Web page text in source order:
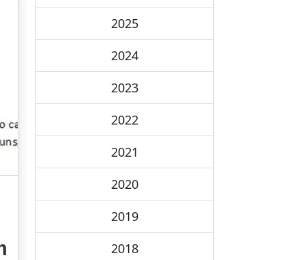
2025
2024
2023
2022
2021
2020
2019
2018